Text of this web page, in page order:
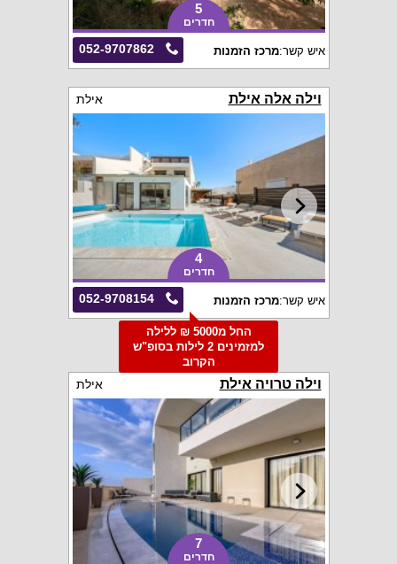
5
חדרים
052-9707862 איש קשר:מרכז הזמנות
וילה אלה אילת אילת
4
חדרים
052-9708154 איש קשר:מרכז הזמנות
החל מ5000 ₪ ללילה
למזמינים 2 לילות בסופ"ש
הקרוב
וילה טרויה אילת אילת
7
חדרים